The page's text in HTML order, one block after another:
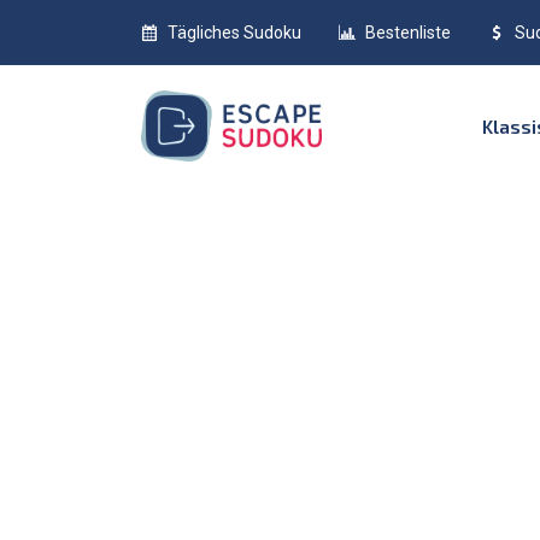
Tägliches Sudoku Bestenliste